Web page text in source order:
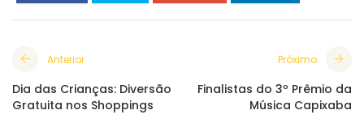
Anterior
Dia das Crianças: Diversão
Gratuita nos Shoppings
Próximo
Finalistas do 3º Prêmio da
Música Capixaba